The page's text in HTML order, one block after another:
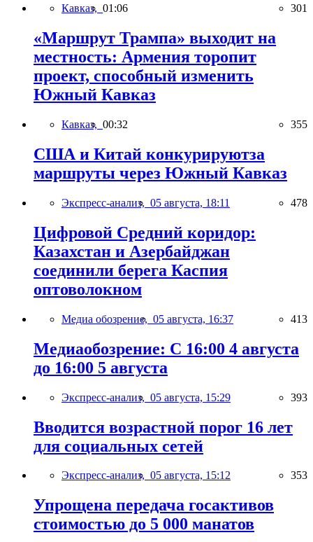
Кавказ, 01:06 301
«Маршрут Трампа» выходит на
местность: Армения торопит
проект, способный изменить
Южный Кавказ
Кавказ, 00:32 355
США и Китай конкурируютза
маршруты через Южный Кавказ
Экспресс-анализ, 05 августа, 18:11 478
Цифровой Средний коридор:
Казахстан и Азербайджан
соединили берега Каспия
оптоволокном
Медиа обозрение, 05 августа, 16:37 413
Медиаобозрение: С 16:00 4 августа
до 16:00 5 августа
Экспресс-анализ, 05 августа, 15:29 393
Вводится возрастной порог 16 лет
для социальных сетей
Экспресс-анализ, 05 августа, 15:12 353
Упрощена передача госактивов
стоимостью до 5 000 манатов